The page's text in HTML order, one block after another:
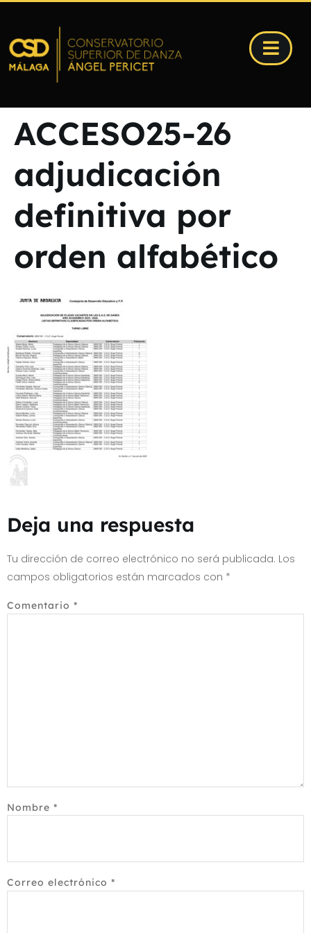
ACCESO25-26
adjudicación
definitiva por
orden alfabético
Deja una respuesta
Tu dirección de correo electrónico no será publicada. Los
campos obligatorios están marcados con *
Comentario *
Nombre *
Correo electrónico *